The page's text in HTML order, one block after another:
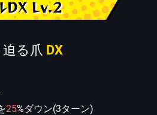
DX Lv.2
る爪 DX
25%ダウン(3ターン)